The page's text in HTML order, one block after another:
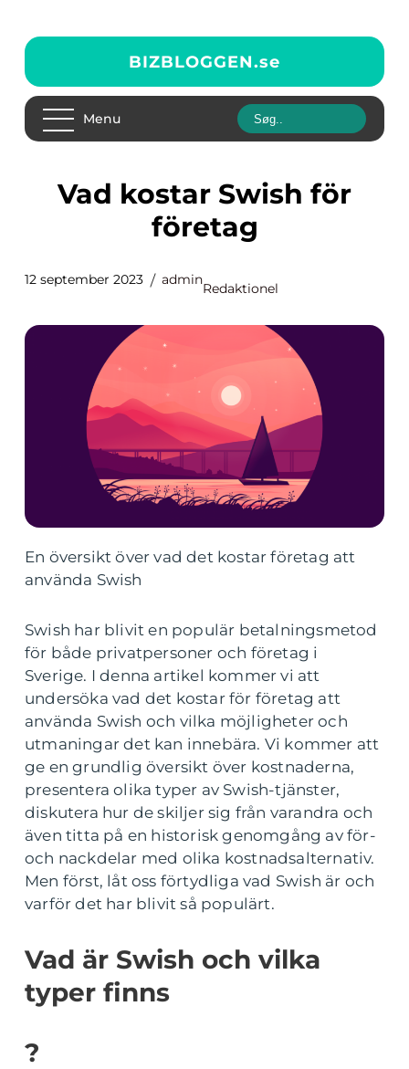
BIZBLOGGEN.se
Menu
Vad kostar Swish för
företag
12 september 2023 admin
Redaktionel
En översikt över vad det kostar företag att
använda Swish
Swish har blivit en populär betalningsmetod
för både privatpersoner och företag i
Sverige. I denna artikel kommer vi att
undersöka vad det kostar för företag att
använda Swish och vilka möjligheter och
utmaningar det kan innebära. Vi kommer att
ge en grundlig översikt över kostnaderna,
presentera olika typer av Swish-tjänster,
diskutera hur de skiljer sig från varandra och
även titta på en historisk genomgång av för-
och nackdelar med olika kostnadsalternativ.
Men först, låt oss förtydliga vad Swish är och
varför det har blivit så populärt.
Vad är Swish och vilka
typer finns
?